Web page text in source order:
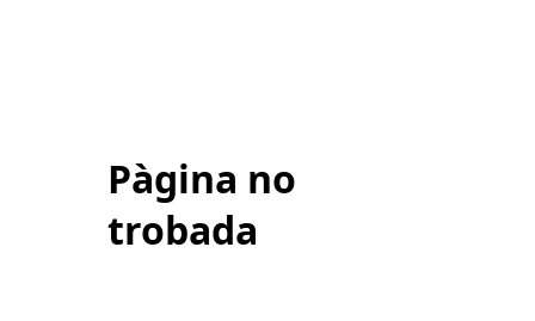
Pàgina no
trobada